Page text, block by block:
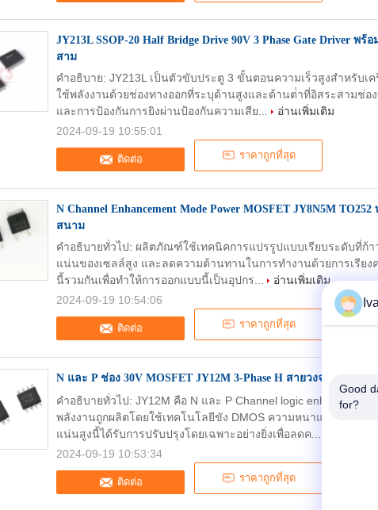
JY213L SSOP-20 Half Bridge Drive 90V 3 Phase Gate Driver พ
สาม
ติดต่อ ราคาถูกที่สุด
คําอธิบาย: JY213L เป็นตัวขับประตู 3 ขั้นตอนความเร็วสูงสําหรับเค
ใช้พลังงานด้วยช่องทางออกที่ระบุด้านสูงและด้านต่ําที่อิสระสามช่อง
และการป้องกันการยิงผ่านป้องกันความเสีย...
อ่านเพิ่มเติม
2024-09-19 10:55:01
N Channel Enhancement Mode Power MOSFET JY8N5M
สนาม
ติดต่อ ราคาถูกที่สุด
คําอธิบายทั่วไป: ผลิตภัณฑ์ใช้เทคนิคการแปรรูปแบบเรียบระดับที่ก้
แน่นของเซลล์สูง และลดความต้านทานในการทํางานด้วยการเรีย
นี้รวมกันเพื่อทําให้การออกแบบนี้เป็นอุปกร...
อ่านเพิ่มเติม
2024-09-19 10:54:06
N และ P ช่อง 30V MOSFET JY12M 3-Phase H สายวงจรสะพาน
ติดต่อ ราคาถูกที่สุด
คําอธิบายทั่วไป: JY12M คือ N และ P Channel logic
พลังงานถูกผลิตโดยใช้เทคโนโลยีขัง DMOS ความหนาแน่นของเซ
แน่นสูงนี้ได้รับการปรับปรุงโดยเฉพาะอย่างยิ่งเพื่อลดค...
2024-09-19 10:53:34
Good
for?